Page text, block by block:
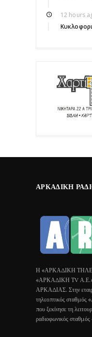
12 hours
ΑΡΚΑΔΙΚΉ
Η «ΑΡΚΑΔΙΚΗ
«ΑΡΚΑΔΙΚΗ ΤV Α.Ε.»
ΑΡΚΑΔΙΑΣ. Στην
τηλεοπτικός
που ξεκίνησε τη
ραδιοφωνικός